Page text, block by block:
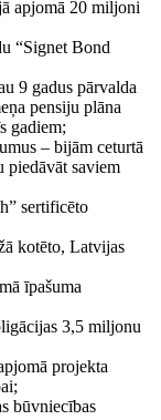
apjomā 20 miljoni
“Signet Bond
9 gadus pārvalda
pensiju plāna
gadiem;
– bijām ceturtā
piedāvāt saviem
sertificēto
kotēto, Latvijas
īpašuma
3,5 miljonu
projekta
būvniecības